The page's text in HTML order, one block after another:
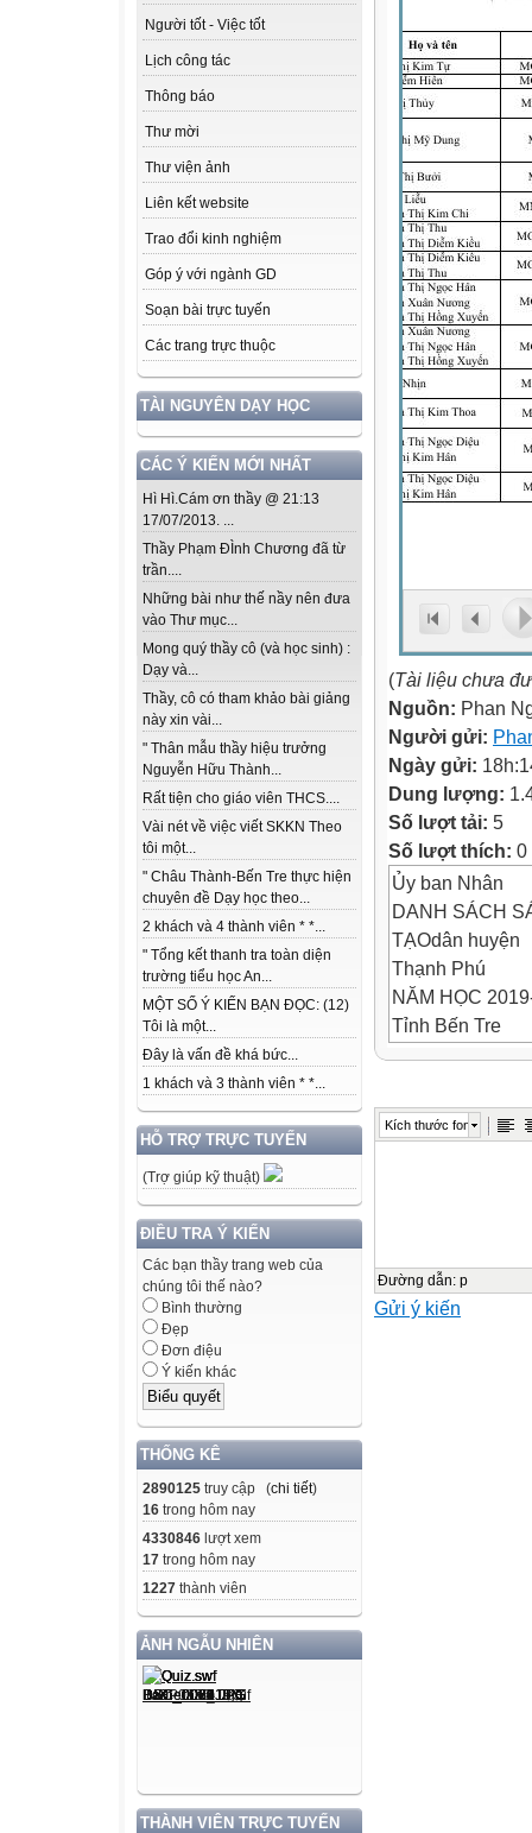
Người tốt - Việc tốt
Lịch công tác
Thông báo
Thư mời
Thư viện ảnh
Liên kết website
Trao đổi kinh nghiệm
Góp ý với ngành GD
Soạn bài trực tuyến
Các trang trực thuộc
TÀI NGUYÊN DẠY HỌC
CÁC Ý KIẾN MỚI NHẤT
Hì Hì.Cám ơn thầy @ 21:13
17/07/2013. ...
Thầy Phạm ĐÌnh Chương đã từ
trần....
Những bài như thế nầy nên đưa
vào Thư mục...
Mong quý thầy cô (và học sinh) :
Dạy và...
Thầy, cô có tham khảo bài giảng
này xin vài...
" Thân mẫu thầy hiệu trưởng
Nguyễn Hữu Thành...
Rất tiện cho giáo viên THCS....
Vài nét về việc viết SKKN Theo
tôi một...
" Châu Thành-Bến Tre thực hiện
chuyên đề Dạy học theo...
2 khách và 4 thành viên * *...
" Tổng kết thanh tra toàn diện
trường tiểu học An...
MỘT SỐ Ý KIẾN BẠN ĐỌC: (12)
Tôi là một...
Đây là vấn đề khá bức...
1 khách và 3 thành viên * *...
HỖ TRỢ TRỰC TUYẾN
(Trợ giúp kỹ thuật)
ĐIỀU TRA Ý KIẾN
Các bạn thầy trang web của
chúng tôi thế nào?
Bình thường
Đẹp
Đơn điệu
Ý kiến khác
THỐNG KÊ
2890125 truy cập (chi tiết)
16 trong hôm nay
4330846 lượt xem
17 trong hôm nay
1227 thành viên
ẢNH NGẪU NHIÊN
THÀNH VIÊN TRỰC TUYẾN
(Tài liệu chưa
Nguồn: Phan
Người gửi:
Ngày gửi:
Dung lượng:
Số lượt tải: 5
Số lượt thích: 0
Ủy ban Nhân
DANH SÁCH
TẠOdân huyện
Thạnh Phú
NĂM HỌC
Tỉnh Bến Tre
tháng 7 năm
15:47:10 +07:00
Đơn vị
Kích thước font
Đường dẫn: p
Gửi ý kiến